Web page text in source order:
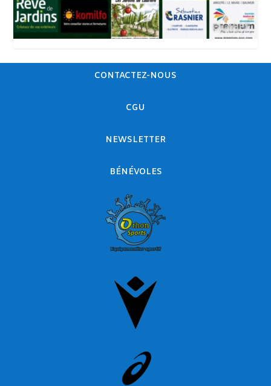
CONTACTEZ-NOUS
CGU
NEWSLETTER
BÉNÉVOLES